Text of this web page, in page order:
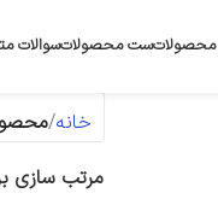
محصولاتست محصولاتسوالات
خانه
مرتب سازی